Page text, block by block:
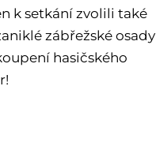
k setkání zvolili také
zábřežské osady
hasičského